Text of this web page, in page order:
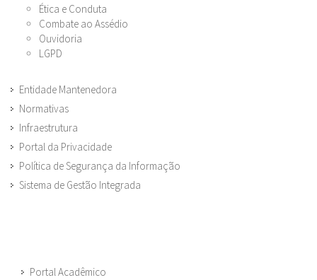
Ética e Conduta
Combate ao Assédio
Ouvidoria
LGPD
Entidade Mantenedora
Normativas
Infraestrutura
Portal da Privacidade
Política de Segurança da Informação
Sistema de Gestão Integrada
Portal Acadêmico